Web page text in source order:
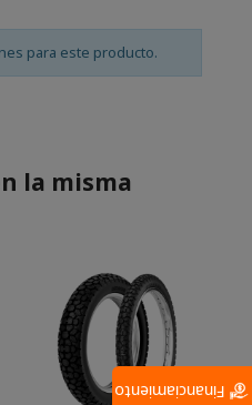
para este producto.
la misma
Financiamiento